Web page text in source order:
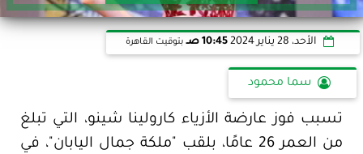
الأحد، 28 يناير 2024 10:45 صـ بتوقيت القاهرة
سما محمود
تسبب فوز عارضة الأزياء كارولينا شينو، التي تبلغ
من العمر 26 عامًا، بلقب "ملكة جمال اليابان"، في